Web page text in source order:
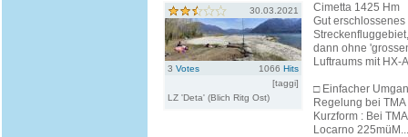
30.03.2021
3 Votes 1066 Hits
[taggi]
LZ 'Deta' (Blich Ritg Ost)
Cimetta 1425 Hm
Gut
dann ohne
Luftraums mit HX-
□ Einfacher
Regelung bei TMA
Kurzform : Bei
Locarno 225müM...